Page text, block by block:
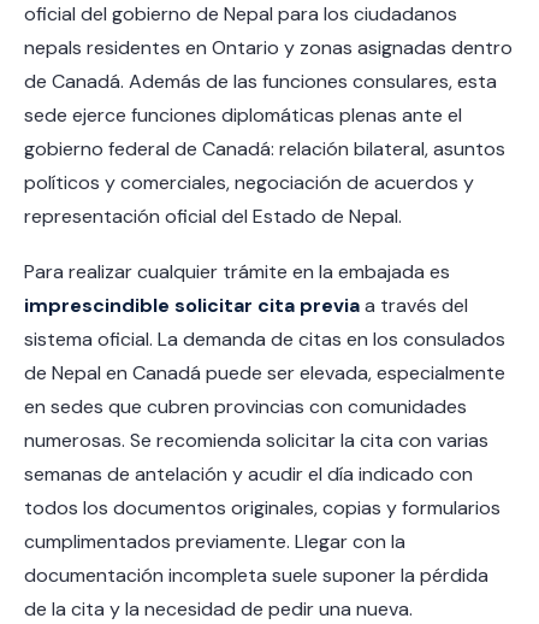
oficial del gobierno de Nepal para los ciudadanos
nepals residentes en Ontario y zonas asignadas dentro
de Canadá. Además de las funciones consulares, esta
sede ejerce funciones diplomáticas plenas ante el
gobierno federal de Canadá: relación bilateral, asuntos
políticos y comerciales, negociación de acuerdos y
representación oficial del Estado de Nepal.
Para realizar cualquier trámite en la embajada es
imprescindible solicitar cita previaa través del
sistema oficial. La demanda de citas en los consulados
de Nepal en Canadá puede ser elevada, especialmente
en sedes que cubren provincias con comunidades
numerosas. Se recomienda solicitar la cita con varias
semanas de antelación y acudir el día indicado con
todos los documentos originales, copias y formularios
cumplimentados previamente. Llegar con la
documentación incompleta suele suponer la pérdida
de la cita y la necesidad de pedir una nueva.